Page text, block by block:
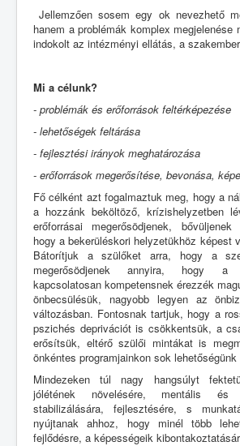
Jellemzően sosem egy ok nevezhető
hanem a problémák komplex megjelenése
indokolt az intézményi ellátás, a
Mi a célunk?
- problémák és erőforrások feltérképezése
- lehetőségek feltárása
- fejlesztési irányok meghatározása
- erőforrások megerősítése, bevonása,
Fő célként azt fogalmaztuk meg, hogy a
a hozzánk beköltöző, krízishelyzetben
erőforrásai megerősödjenek, bővüljenek
hogy a bekerüléskori helyzetükhöz képest
Bátorítjuk a szülőket arra, hogy a
megerősödjenek annyira, hogy a
kapcsolatosan kompetensnek érezzék
önbecsülésük, nagyobb legyen az
változásban. Fontosnak tartjuk, hogy a
pszichés deprivációt is csökkentsük, a
erősítsük, eltérő szülői mintákat is
önkéntes programjainkon sok
Mindezeken túl nagy hangsúlyt
jólétének növelésére, mentális és
stabilizálására, fejlesztésére, s
nyújtanak ahhoz, hogy minél több
fejlődésre, a képességeik